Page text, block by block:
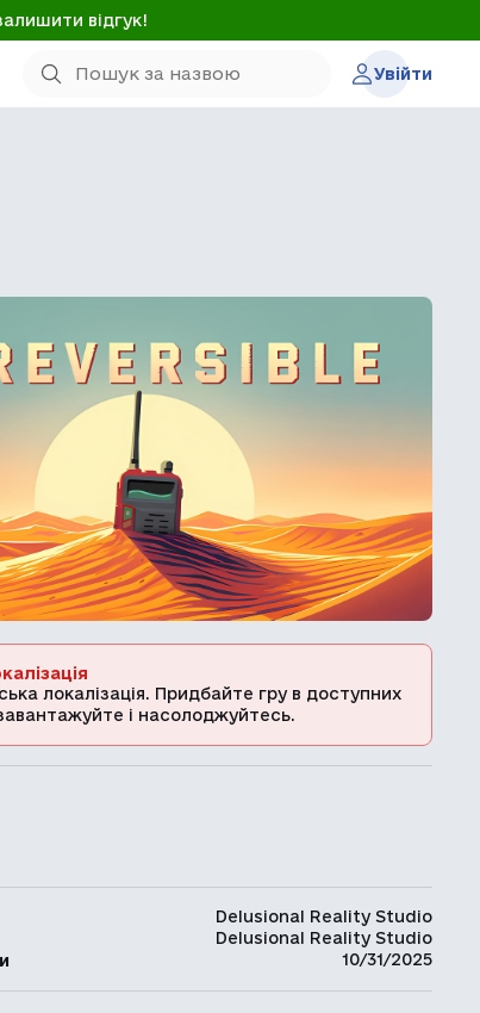
відгук!
Увійти
локалізація. Придбайте гру в доступних
і насолоджуйтесь.
Delusional Reality Studio
Delusional Reality Studio
10/31/2025